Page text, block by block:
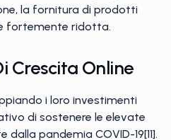
la fornitura di prodotti
fortemente ridotta.
Crescita Online
i loro investimenti
di sostenere le elevate
pandemia COVID-19[11].